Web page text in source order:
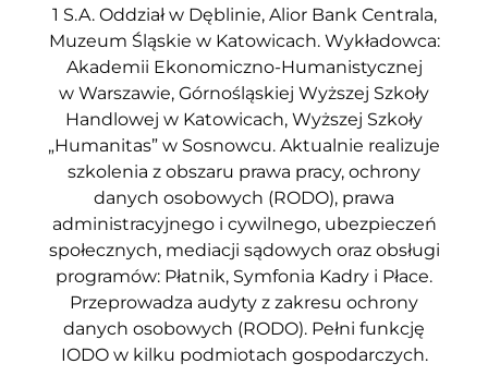
1 S.A. Oddział w Dęblinie, Alior Bank Centrala,
Muzeum Śląskie w Katowicach. Wykładowca:
Akademii Ekonomiczno-Humanistycznej
w Warszawie, Górnośląskiej Wyższej Szkoły
Handlowej w Katowicach, Wyższej Szkoły
„Humanitas” w Sosnowcu. Aktualnie realizuje
szkolenia z obszaru prawa pracy, ochrony
danych osobowych (RODO), prawa
administracyjnego i cywilnego, ubezpieczeń
społecznych, mediacji sądowych oraz obsługi
programów: Płatnik, Symfonia Kadry i Płace.
Przeprowadza audyty z zakresu ochrony
danych osobowych (RODO). Pełni funkcję
IODO w kilku podmiotach gospodarczych.